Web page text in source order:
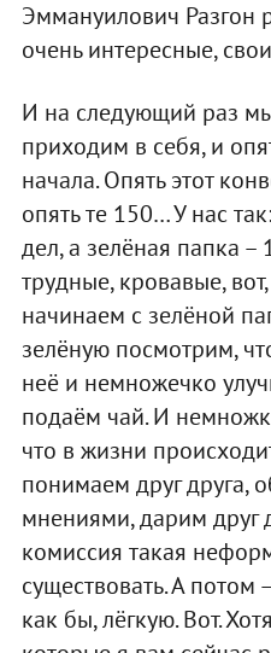
Эммануилович Разгон
очень интересные,
И на следующий раз
приходим в себя, и
начала. Опять этот
опять те 150… У нас
дел, а зелёная папка
трудные, кровавые,
начинаем с зелёной
зелёную посмотрим,
неё и немножечко
подаём чай. И
что в жизни
понимаем друг друга,
мнениями, дарим друг
комиссия такая
существовать. А потом
как бы, лёгкую. Вот.